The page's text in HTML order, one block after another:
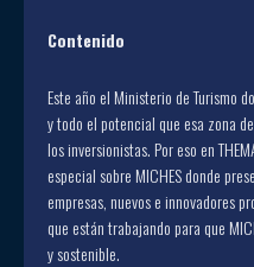
Contenido
Este año el Ministerio de Turismo
y todo el potencial que esa zona
los inversionistas. Por eso en
especial sobre MICHES donde
empresas, nuevos e innovadores
que están trabajando para que
y sostenible.